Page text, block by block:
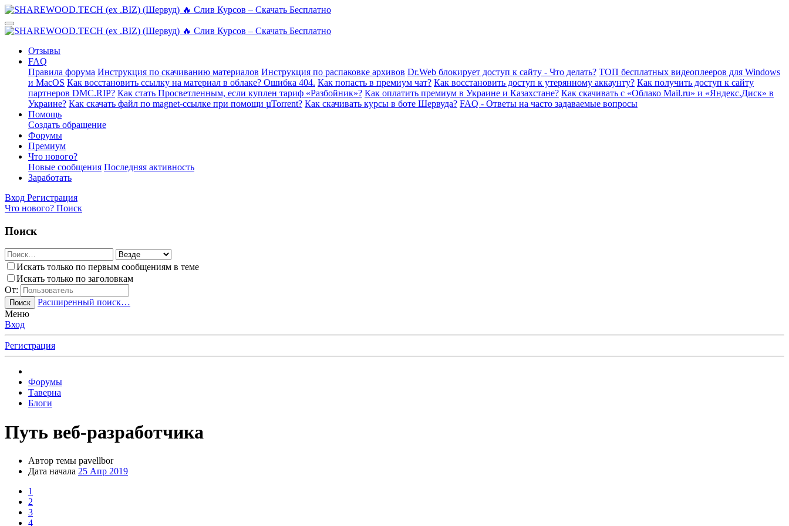
Отзывы
FAQ
Правила форума Инструкция по скачиванию материалов Инструкция по распаковке архивов Dr.Web блокирует доступ к сайту - Что делать? ТОП бесплатных видеоплееров для Windows
и MacOS Как восстановить ссылку на материал в облаке? Ошибка 404. Как попасть в премиум чат? Как восстановить доступ к утерянному аккаунту? Как получить доступ к сайту
партнеров DMC.RIP? Как стать Просветленным, если куплен тариф «Разбойник»? Как оплатить премиум в Украине и Казахстане? Как скачивать с «Облако Mail.ru» и «Яндекс.Диск» в
Украине? Как скачать файл по magnet-ссылке при помощи µTorrent? Как скачивать курсы в боте Шервуда? FAQ - Ответы на часто задаваемые вопросы
Помощь
Создать обращение
Форумы
Премиум
Что нового?
Новые сообщения Последняя активность
Заработать
Вход Регистрация
Что нового? Поиск
Поиск
Искать только по первым сообщениям в теме
Искать только по заголовкам
От:
Поиск
Расширенный поиск…
Меню
Вход
Регистрация
Форумы
Таверна
Блоги
Путь веб-разработчика
Автор темы pavellbor
Дата начала 25 Апр 2019
1
2
3
4